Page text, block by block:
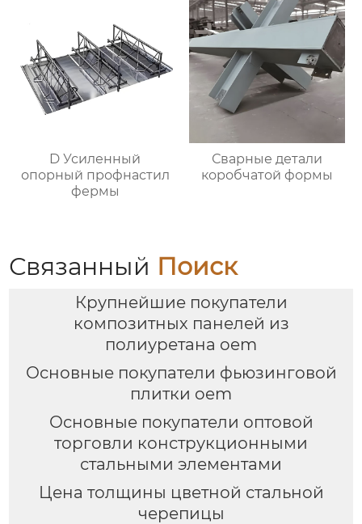
D Усиленный
опорный профнастил
фермы
Сварные детали
коробчатой формы
Связанный Поиск
Крупнейшие покупатели
композитных панелей из
полиуретана oem
Основные покупатели фьюзинговой
плитки oem
Основные покупатели оптовой
торговли конструкционными
стальными элементами
Цена толщины цветной стальной
черепицы